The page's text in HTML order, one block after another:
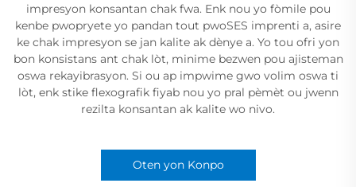
impresyon konsantan chak fwa. Enk nou yo fòmile pou
kenbe pwopryete yo pandan tout pwoSES imprenti a, asire
ke chak impresyon se jan kalite ak dènye a. Yo tou ofri yon
bon konsistans ant chak lòt, minime bezwen pou ajisteman
oswa rekayibrasyon. Si ou ap impwime gwo volim oswa ti
lòt, enk stike flexografik fiyab nou yo pral pèmèt ou jwenn
rezilta konsantan ak kalite wo nivo.
Oten yon Konpo